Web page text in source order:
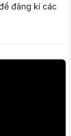
đăng kí các